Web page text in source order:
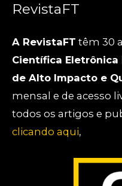
RevistaFT
A RevistaFT têm 30
Científica
de Alto Impacto e
mensal e de acesso
todos os artigos e
clicando aqui,